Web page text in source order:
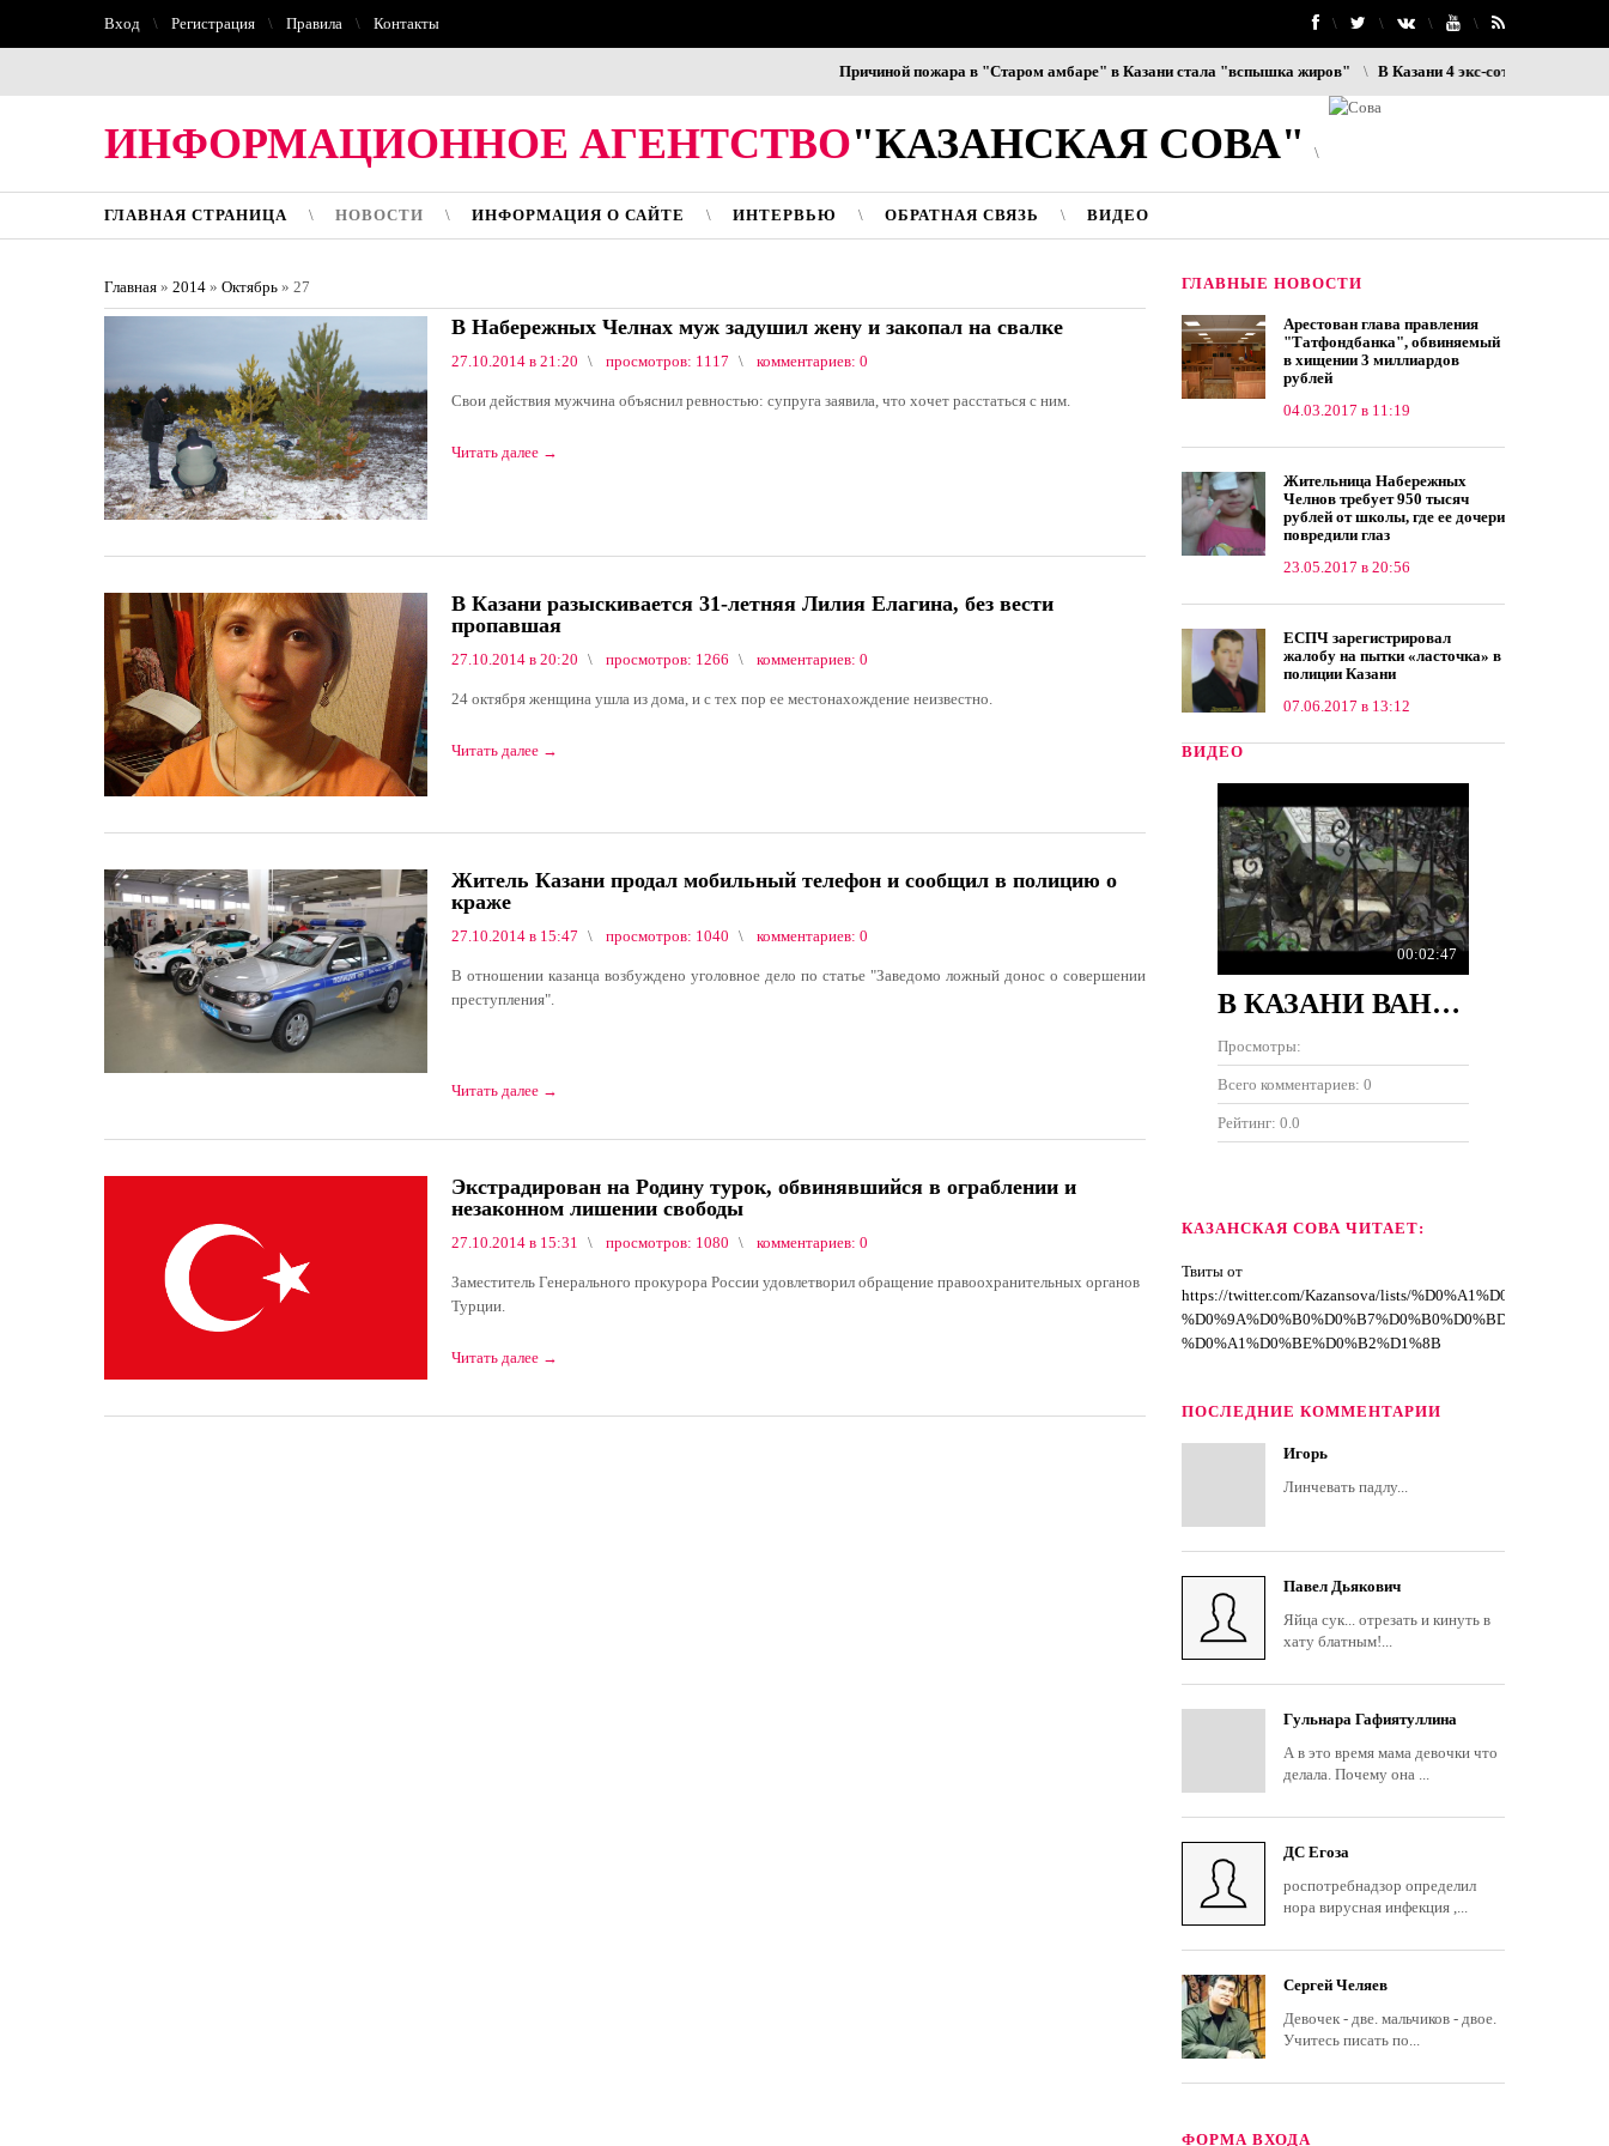
Вход Регистрация Правила Контакты
Причиной пожара в "Старом амбаре" в Казани стала "вспышка жиров" В Казани 4 экс-сотрудников ОП
ИНФОРМАЦИОННОЕ АГЕНТСТВО"КАЗАНСКАЯ СОВА"
ГЛАВНАЯ СТРАНИЦА НОВОСТИ ИНФОРМАЦИЯ О САЙТЕ ИНТЕРВЬЮ ОБРАТНАЯ СВЯЗЬ ВИДЕО
Главная » 2014 » Октябрь » 27
В Набережных Челнах муж задушил жену и закопал на свалке
27.10.2014 в 21:20 просмотров: 1117 комментариев: 0
Свои действия мужчина объяснил ревностью: супруга заявила, что хочет расстаться с ним.
Читать далее →
В Казани разыскивается 31-летняя Лилия Елагина, без вести
пропавшая
27.10.2014 в 20:20 просмотров: 1266 комментариев: 0
24 октября женщина ушла из дома, и с тех пор ее местонахождение неизвестно.
Читать далее →
Житель Казани продал мобильный телефон и сообщил в полицию о
краже
27.10.2014 в 15:47 просмотров: 1040 комментариев: 0
В отношении казанца возбуждено уголовное дело по статье "Заведомо ложный донос о совершении
преступления".
Читать далее →
Экстрадирован на Родину турок, обвинявшийся в ограблении и
незаконном лишении свободы
27.10.2014 в 15:31 просмотров: 1080 комментариев: 0
Заместитель Генерального прокурора России удовлетворил обращение правоохранительных органов
Турции.
Читать далее →
ГЛАВНЫЕ НОВОСТИ
Арестован глава правления
"Татфондбанка", обвиняемый
в хищении 3 миллиардов
рублей
04.03.2017 в 11:19
Жительница Набережных
Челнов требует 950 тысяч
рублей от школы, где ее дочери
повредили глаз
23.05.2017 в 20:56
ЕСПЧ зарегистрировал
жалобу на пытки «ласточка» в
полиции Казани
07.06.2017 в 13:12
ВИДЕО
00:02:47
В КАЗАНИ ВАНДАЛЫ РАЗРУШИЛИ 100 ПАМЯТНИКОВ НА КЛАДБИЩЕ
Просмотры:
Всего комментариев: 0
Рейтинг: 0.0
КАЗАНСКАЯ СОВА ЧИТАЕТ:
Твиты от
https://twitter.com/Kazansova/lists/
%D0%A1%D0%BE%D0%B2%D1%8B
ПОСЛЕДНИЕ КОММЕНТАРИИ
Игорь
Линчевать падлу...
Павел Дьякович
Яйца сук... отрезать и кинуть в
хату блатным!...
Гульнара Гафиятуллина
А в это время мама девочки что
делала. Почему она ...
ДС Егоза
роспотребнадзор определил
нора вирусная инфекция ,...
Сергей Челяев
Девочек - две. мальчиков - двое.
Учитесь писать по...
ФОРМА ВХОДА